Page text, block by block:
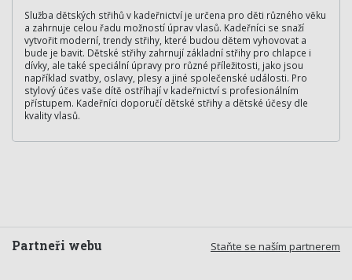
Služba dětských střihů v kadeřnictví je určena pro děti různého věku
a zahrnuje celou řadu možností úprav vlasů. Kadeřníci se snaží
vytvořit moderní, trendy střihy, které budou dětem vyhovovat a
bude je bavit. Dětské střihy zahrnují základní střihy pro chlapce i
dívky, ale také speciální úpravy pro různé příležitosti, jako jsou
například svatby, oslavy, plesy a jiné společenské události. Pro
stylový účes vaše dítě ostříhají v kadeřnictví s profesionálním
přístupem. Kadeřníci doporučí dětské střihy a dětské účesy dle
kvality vlasů.
Staňte se naším partnerem
Partneři webu